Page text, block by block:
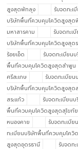
สูงสุดพัทลุง
รับจดทะ
บริษัทพื้นที่ควบคุมโควิดสูงสุด
มหาสารคาม
รับจดทะ
บริษัทพื้นที่ควบคุมโควิดสูงสุดร
ร้อยเอ็ด
รับจดทะเบีย
พื้นที่ควบคุมโควิดสูงสุดลำพูน
ศรีสะเกษ
รับจดทะเบีย
บริษัทพื้นที่ควบคุมโควิดสูงสุด
สระแก้ว
รับจดทะเบียน
พื้นที่ควบคุมโควิดสูงสุดสุโขทัย
หนองคาย
รับจดทะเบี
ทะเบียนบริษัทพื้นที่ควบคุมโควิ
สูงสุดอุดรธานี
รับจดท